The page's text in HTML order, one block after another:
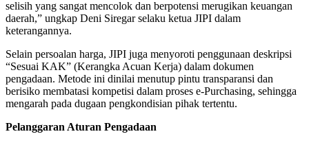
selisih yang sangat mencolok dan berpotensi merugikan keuangan
daerah,” ungkap Deni Siregar selaku ketua JIPI dalam
keterangannya.
Selain persoalan harga, JIPI juga menyoroti penggunaan deskripsi
“Sesuai KAK” (Kerangka Acuan Kerja) dalam dokumen
pengadaan. Metode ini dinilai menutup pintu transparansi dan
berisiko membatasi kompetisi dalam proses e-Purchasing, sehingga
mengarah pada dugaan pengkondisian pihak tertentu.
Pelanggaran Aturan Pengadaan